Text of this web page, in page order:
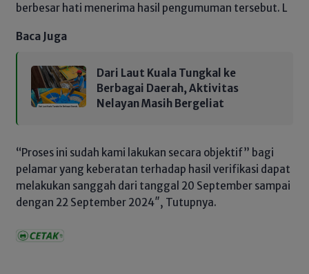
berbesar hati menerima hasil pengumuman tersebut. L
Baca Juga
Dari Laut Kuala Tungkal ke
Berbagai Daerah, Aktivitas
Nelayan Masih Bergeliat
“Proses ini sudah kami lakukan secara objektif” bagi
pelamar yang keberatan terhadap hasil verifikasi dapat
melakukan sanggah dari tanggal 20 September sampai
dengan 22 September 2024″, Tutupnya.